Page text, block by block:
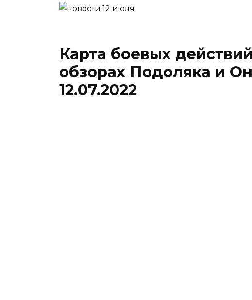
Карта боевых
обзорах Подоляка и
12.07.2022